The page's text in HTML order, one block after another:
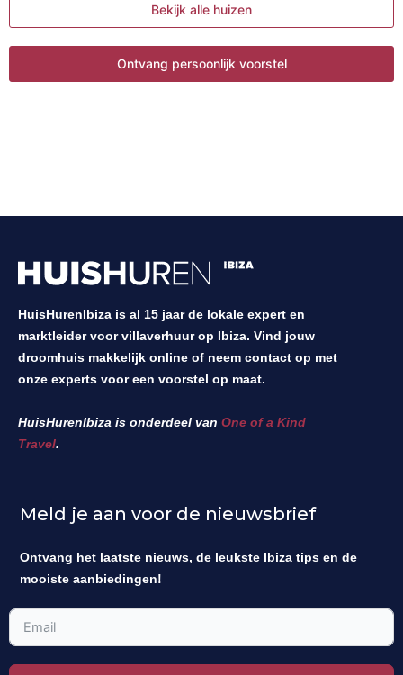
Bekijk alle huizen
Ontvang persoonlijk voorstel
HuisHurenIbiza is al 15 jaar de lokale expert en
marktleider voor villaverhuur op Ibiza. Vind jouw
droomhuis makkelijk online of neem contact op met
onze experts voor een voorstel op maat.
HuisHurenIbiza is onderdeel van One of a Kind
Travel.
Meld je aan voor de nieuwsbrief
Ontvang het laatste nieuws, de leukste Ibiza tips en de
mooiste aanbiedingen!